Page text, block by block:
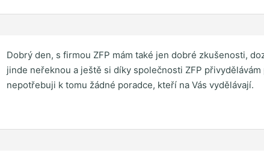
Dobrý den, s firmou ZFP mám také jen dobré zkušenosti,
jinde neřeknou a ještě si díky společnosti ZFP
nepotřebuji k tomu žádné poradce, kteří na Vás vydělávají.